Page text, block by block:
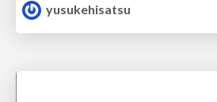
yusukehisatsu